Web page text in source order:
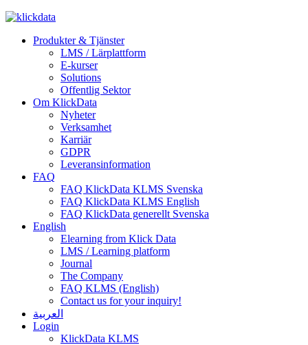
Produkter & Tjänster
LMS / Lärplattform
E-kurser
Solutions
Offentlig Sektor
Om KlickData
Nyheter
Verksamhet
Karriär
GDPR
Leveransinformation
FAQ
FAQ KlickData KLMS Svenska
FAQ KlickData KLMS English
FAQ KlickData generellt Svenska
English
Elearning from Klick Data
LMS / Learning platform
Journal
The Company
FAQ KLMS (English)
Contact us for your inquiry!
العربية
Login
KlickData KLMS